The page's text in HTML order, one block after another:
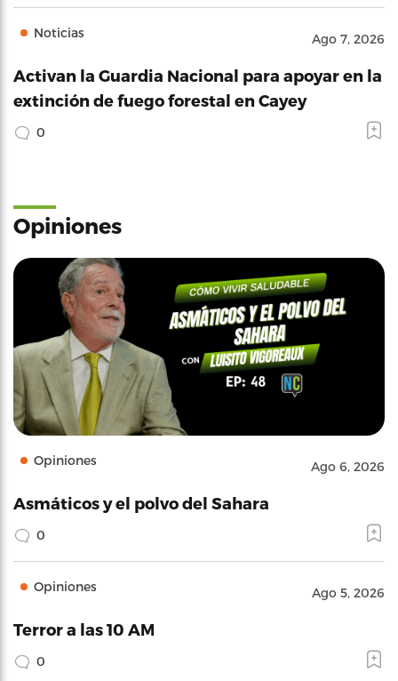
Noticias Ago 7, 2026
Activan la Guardia Nacional para apoyar en la
extinción de fuego forestal en Cayey
0
Opiniones
Opiniones Ago 6, 2026
Asmáticos y el polvo del Sahara
0
Opiniones Ago 5, 2026
Terror a las 10 AM
0